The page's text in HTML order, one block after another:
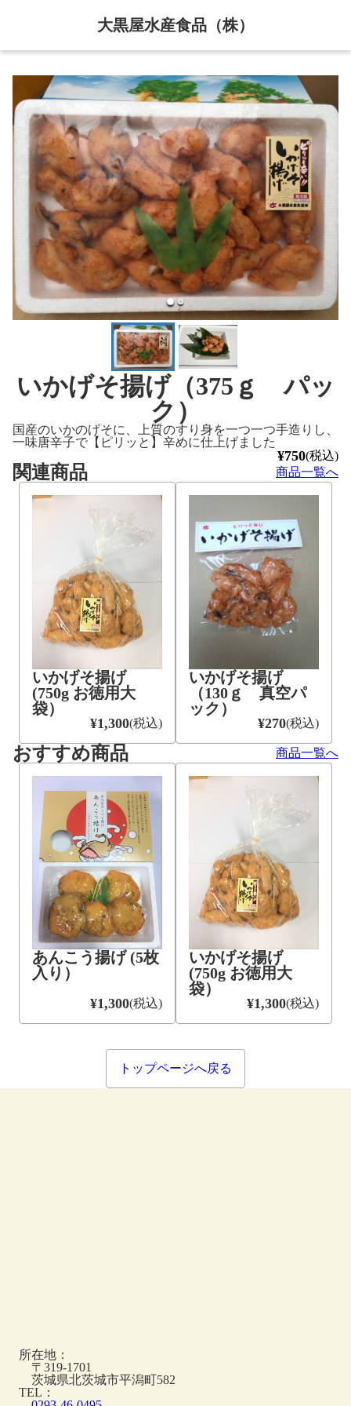
大黒屋水産食品（株）
いかげそ揚げ（375ｇ パッ
ク）
国産のいかのげそに、上質のすり身を一つ一つ手造りし、
一味唐辛子で【ピリッと】辛めに仕上げました
¥750(税込)
関連商品 商品一覧へ
いかげそ揚げ
(750g お徳用大
袋）
¥1,300(税込)
いかげそ揚げ
（130ｇ 真空パ
ック）
¥270(税込)
おすすめ商品 商品一覧へ
あんこう揚げ (5枚
入り）
¥1,300(税込)
いかげそ揚げ
(750g お徳用大
袋）
¥1,300(税込)
トップページへ戻る
所在地：
〒 319-1701
茨城県北茨城市平潟町582
TEL：